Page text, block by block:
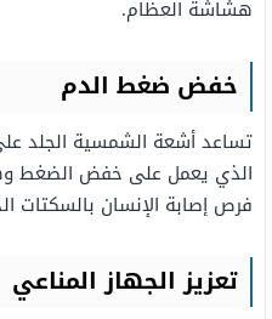
هشاشة العظام.
خفض ضغط الدم
تساعد أشعة الشمسية الجلد
الذي يعمل على خفض الضغط
فرص إصابة الإنسان بالسكتات
تعزيز الجهاز المناعي